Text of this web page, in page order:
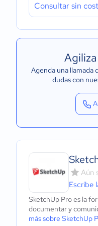
Consultar sin
Agenda una llamada
dudas con
Aún
Escribe
SketchUp Pro es la
documentar y
más sobre SketchUp